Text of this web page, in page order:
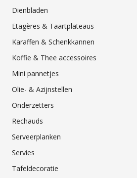
Dienbladen
Etagères & Taartplateaus
Karaffen & Schenkkannen
Koffie & Thee accessoires
Mini pannetjes
Olie- & Azijnstellen
Onderzetters
Rechauds
Serveerplanken
Servies
Tafeldecoratie